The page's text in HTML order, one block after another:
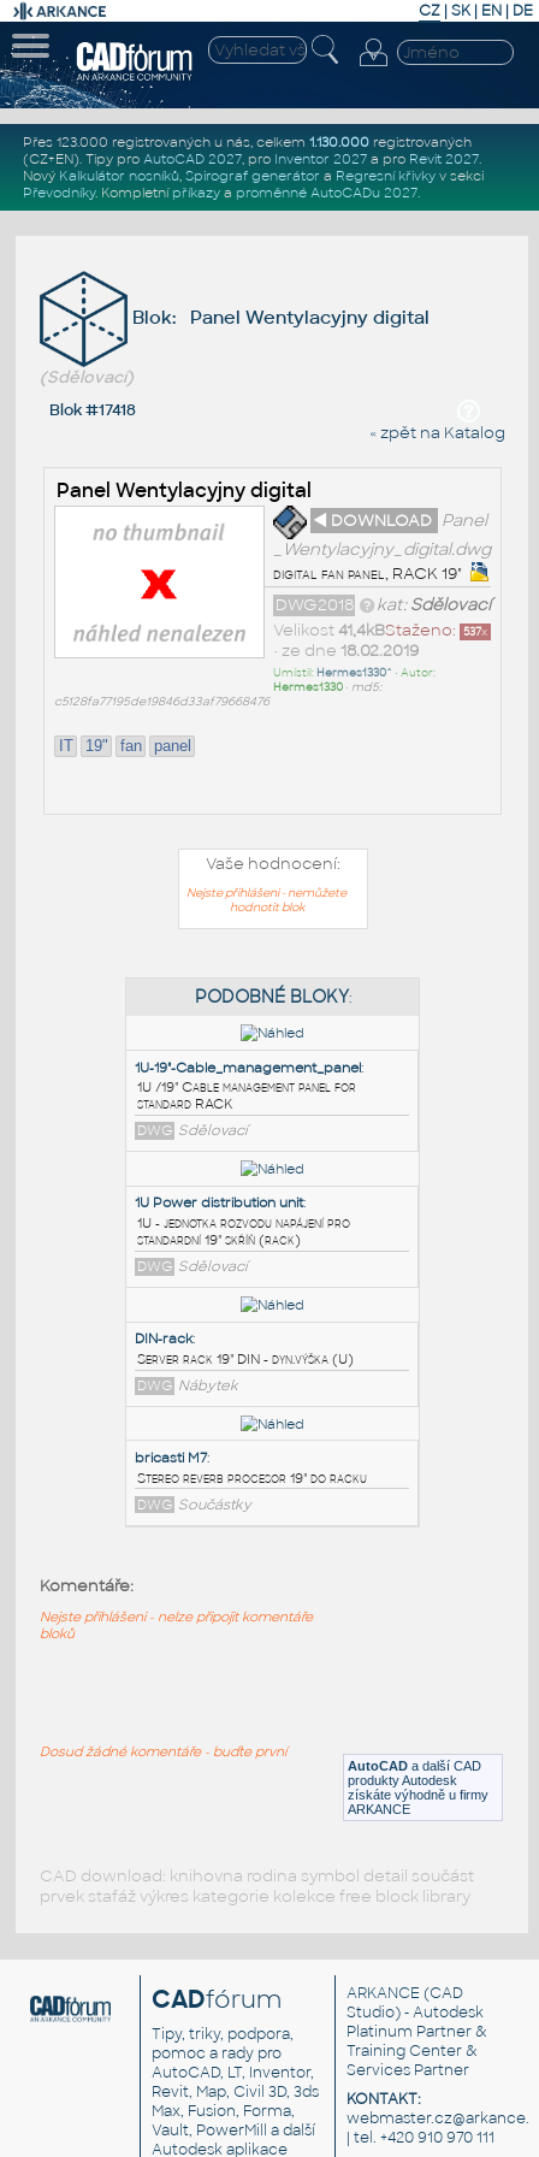
CZ | SK| EN | DE
Přes 123.000 registrovaných u nás, celkem 1.130.000registrovaných
(CZ+EN). Tipy pro AutoCAD 2027, pro Inventor 2027a pro Revit 2027.
Nový Kalkulátor nosníků, Spirograf generátor a Regresní křivkyv sekci
Převodníky. Kompletní příkazya proměnné AutoCADu 2027.
Blok: Panel Wentylacyjny digital
(Sdělovací)
Blok #17418
« zpět na Katalog
Panel Wentylacyjny digital
◄ DOWNLOAD Panel
_Wentylacyjny_digital.dwg
digital fan panel, RACK 19"
kat:Sdělovací
DWG2018
Staženo: 537x
Velikost 41,4kB
• ze dne 18.02.2019
Umístil: Hermes1330^ • Autor:
Hermes1330• md5:
c5128fa77195de19846d33af79668476
IT 19" fan panel
Vaše hodnocení:
Nejste přihlášeni - nemůžete
hodnotit blok
PODOBNÉ BLOKY
1U-19"-Cable_management_panel
1U /19" Cable management panel for
standard RACK
DWG Sdělovací
1U Power distribution unit
1U - jednotka rozvodu napájení pro
standardní 19" skříň (rack)
DWG Sdělovací
DWG
Nábytek
AutoCAD a další CAD
produkty Autodesk
získáte výhodně u firmy
ARKANCE
Komentáře:
Nejste přihlášeni - nelze připojit komentáře
bloků
Dosud žádné komentáře - buďte první
CAD download: knihovna rodina symbol detail součást
prvek stafáž výkres kategorie kolekce free block library
CADfórum
Tipy, triky, podpora,
pomoc a rady pro
AutoCAD, LT, Inventor,
Revit, Map, Civil 3D, 3ds
Max, Fusion, Forma,
Vault, PowerMill a další
Autodesk aplikace
ARKANCE (CAD
Studio) - Autodesk
Platinum Partner &
Training Center &
Services Partner
KONTAKT:
| tel. +420 910 970 111